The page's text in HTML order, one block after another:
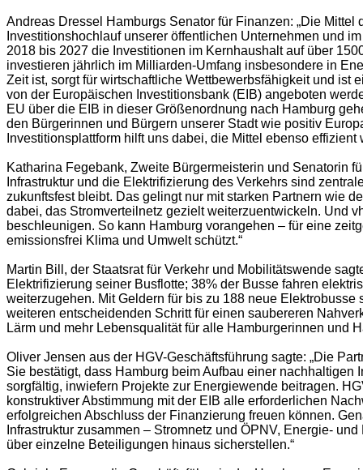
Andreas Dressel Hamburgs Senator für Finanzen: „Die
Investitionshochlauf unserer öffentlichen Unternehmen und
2018 bis 2027 die Investitionen im Kernhaushalt auf über
investieren jährlich im Milliarden-Umfang insbesondere in
Zeit ist, sorgt für wirtschaftliche Wettbewerbsfähigkeit und
von der Europäischen Investitionsbank (EIB) angeboten
EU über die EIB in dieser Größenordnung nach Hamburg
den Bürgerinnen und Bürgern unserer Stadt wie positiv
Investitionsplattform hilft uns dabei, die Mittel ebenso
Katharina Fegebank, Zweite Bürgermeisterin und Senatorin
Infrastruktur und die Elektrifizierung des Verkehrs sind
zukunftsfest bleibt. Das gelingt nur mit starken Partnern wie
dabei, das Stromverteilnetz gezielt weiterzuentwickeln. Und
beschleunigen. So kann Hamburg vorangehen – für eine
emissionsfrei Klima und Umwelt schützt.“
Martin Bill, der Staatsrat für Verkehr und Mobilitätswende
Elektrifizierung seiner Busflotte; 38% der Busse fahren
weiterzugehen. Mit Geldern für bis zu 188 neue
weiteren entscheidenden Schritt für einen saubereren
Lärm und mehr Lebensqualität für alle Hamburgerinnen und
Oliver Jensen aus der HGV-Geschäftsführung sagte: „Die
Sie bestätigt, dass Hamburg beim Aufbau einer
sorgfältig, inwiefern Projekte zur Energiewende beitragen.
konstruktiver Abstimmung mit der EIB alle erforderlichen
erfolgreichen Abschluss der Finanzierung freuen können.
Infrastruktur zusammen – Stromnetz und ÖPNV, Energie-
über einzelne Beteiligungen hinaus sicherstellen.“